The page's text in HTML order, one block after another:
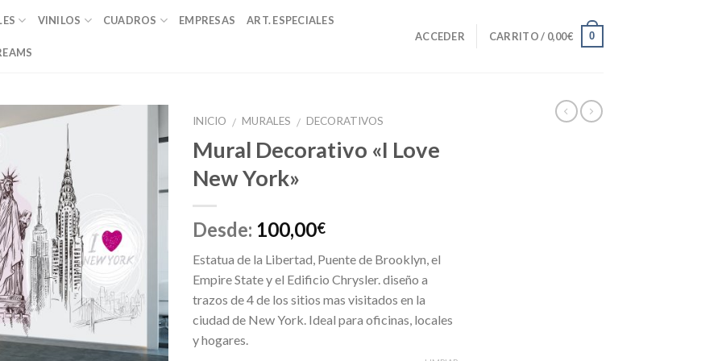
VINILOS CUADROS EMPRESAS ART. ESPECIALES
ACCEDER CARRITO / 0,00€ 0
INICIO / MURALES / DECORATIVOS
Mural Decorativo «I Love
New York»
Desde: 100,00€
Estatua de la Libertad, Puente de Brooklyn, el
Empire State y el Edificio Chrysler. diseño a
trazos de 4 de los sitios mas visitados en la
ciudad de New York. Ideal para oficinas, locales
y hogares.